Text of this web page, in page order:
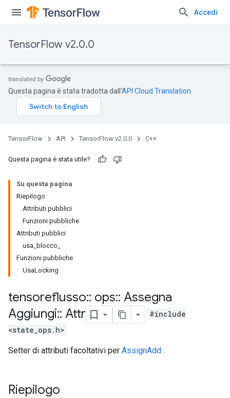
Accedi
TensorFlow v2.0.0
Questa pagina è stata tradotta dall'API Cloud Translation
TensorFlow API TensorFlow v2.0.0 C++
Questa pagina è stata utile?
Su questa pagina
Riepilogo
Attributi pubblici
Funzioni pubbliche
Attributi pubblici
usa_blocco_
Funzioni pubbliche
UsaLocking
tensoreflusso:: ops:: Assegna
Aggiungi:: Attr
#include
<state_ops.h>
Setter di attributi facoltativi per AssignAdd .
Riepilogo